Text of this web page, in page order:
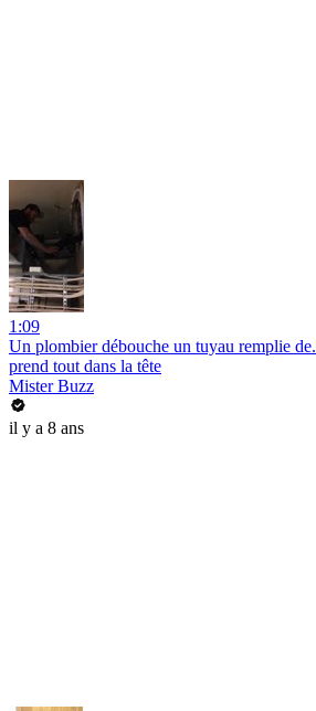
1:09
Un plombier débouche un tuyau remplie
prend tout dans la tête
Mister Buzz
il y a 8 ans